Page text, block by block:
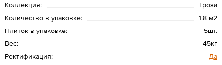
Коллекция:
Гроза
Количество в упаковке:
1.8 м2
Плиток в упаковке:
5шт.
Вес:
45кг
Ректификация:
Да